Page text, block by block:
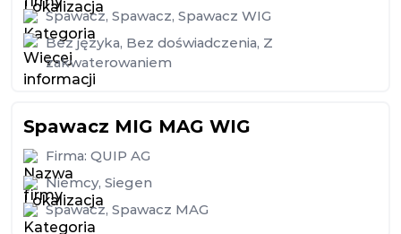
Spawacz, Spawacz, Spawacz WIG
Bez języka, Bez doświadczenia, Z
zakwaterowaniem
Spawacz MIG MAG WIG
Firma: QUIP AG
Niemcy, Siegen
Spawacz, Spawacz MAG